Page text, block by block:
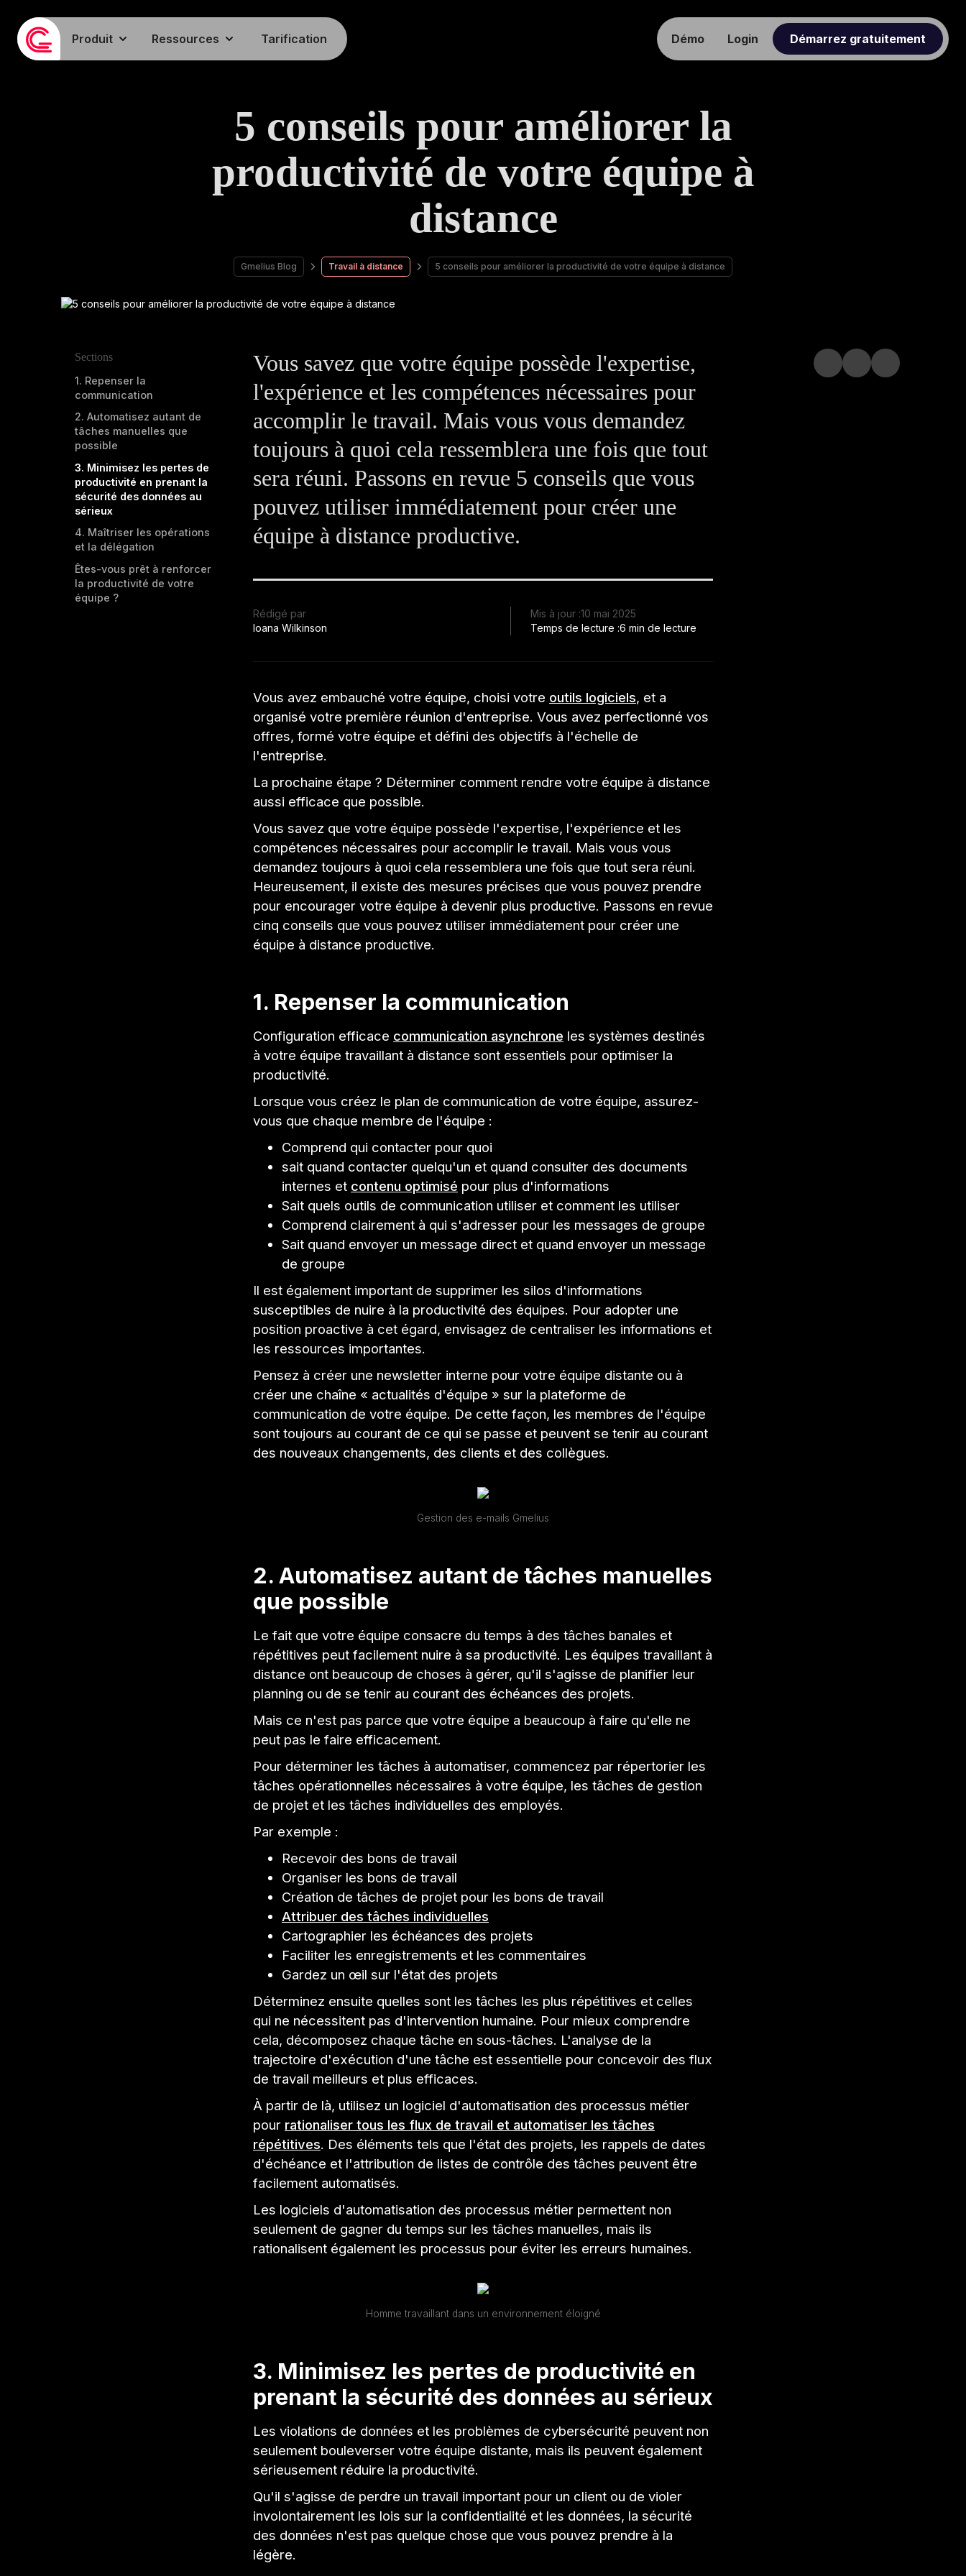
Produit Ressources Tarification Démo Login Démarrez gratuitement
5 conseils pour améliorer la
productivité de votre équipe à
distance
Gmelius Blog Travail à distance 5 conseils pour améliorer la productivité de votre équipe à distance
Sections
1. Repenser la
communication
2. Automatisez autant de
tâches manuelles que
possible
3. Minimisez les pertes de
productivité en prenant la
sécurité des données au
sérieux
4. Maîtriser les opérations
et la délégation
Êtes-vous prêt à renforcer
la productivité de votre
équipe ?
Vous savez que votre équipe possède l'expertise,
l'expérience et les compétences nécessaires pour
accomplir le travail. Mais vous vous demandez
toujours à quoi cela ressemblera une fois que tout
sera réuni. Passons en revue 5 conseils que vous
pouvez utiliser immédiatement pour créer une
équipe à distance productive.
Rédigé par
Ioana Wilkinson
Mis à jour :10 mai 2025
Temps de lecture :6 min de lecture
Vous avez embauché votre équipe, choisi votre outils logiciels, et a
organisé votre première réunion d'entreprise. Vous avez perfectionné vos
offres, formé votre équipe et défini des objectifs à l'échelle de
l'entreprise.
La prochaine étape ? Déterminer comment rendre votre équipe à distance
aussi efficace que possible.
Vous savez que votre équipe possède l'expertise, l'expérience et les
compétences nécessaires pour accomplir le travail. Mais vous vous
demandez toujours à quoi cela ressemblera une fois que tout sera réuni.
Heureusement, il existe des mesures précises que vous pouvez prendre
pour encourager votre équipe à devenir plus productive. Passons en revue
cinq conseils que vous pouvez utiliser immédiatement pour créer une
équipe à distance productive.
1. Repenser la communication
Configuration efficace communication asynchrone les systèmes destinés
à votre équipe travaillant à distance sont essentiels pour optimiser la
productivité.
Lorsque vous créez le plan de communication de votre équipe, assurez-
vous que chaque membre de l'équipe :
Comprend qui contacter pour quoi
sait quand contacter quelqu'un et quand consulter des documents
internes et contenu optimisé pour plus d'informations
Sait quels outils de communication utiliser et comment les utiliser
Comprend clairement à qui s'adresser pour les messages de groupe
Sait quand envoyer un message direct et quand envoyer un message
de groupe
Il est également important de supprimer les silos d'informations
susceptibles de nuire à la productivité des équipes. Pour adopter une
position proactive à cet égard, envisagez de centraliser les informations et
les ressources importantes.
Pensez à créer une newsletter interne pour votre équipe distante ou à
créer une chaîne « actualités d'équipe » sur la plateforme de
communication de votre équipe. De cette façon, les membres de l'équipe
sont toujours au courant de ce qui se passe et peuvent se tenir au courant
des nouveaux changements, des clients et des collègues.
Gestion des e-mails Gmelius
2. Automatisez autant de tâches manuelles
que possible
Le fait que votre équipe consacre du temps à des tâches banales et
répétitives peut facilement nuire à sa productivité. Les équipes travaillant à
distance ont beaucoup de choses à gérer, qu'il s'agisse de planifier leur
planning ou de se tenir au courant des échéances des projets.
Mais ce n'est pas parce que votre équipe a beaucoup à faire qu'elle ne
peut pas le faire efficacement.
Pour déterminer les tâches à automatiser, commencez par répertorier les
tâches opérationnelles nécessaires à votre équipe, les tâches de gestion
de projet et les tâches individuelles des employés.
Par exemple :
Recevoir des bons de travail
Organiser les bons de travail
Création de tâches de projet pour les bons de travail
Attribuer des tâches individuelles
Cartographier les échéances des projets
Faciliter les enregistrements et les commentaires
Gardez un œil sur l'état des projets
Déterminez ensuite quelles sont les tâches les plus répétitives et celles
qui ne nécessitent pas d'intervention humaine. Pour mieux comprendre
cela, décomposez chaque tâche en sous-tâches. L'analyse de la
trajectoire d'exécution d'une tâche est essentielle pour concevoir des flux
de travail meilleurs et plus efficaces.
À partir de là, utilisez un logiciel d'automatisation des processus métier
pour rationaliser tous les flux de travail et automatiser les tâches
répétitives. Des éléments tels que l'état des projets, les rappels de dates
d'échéance et l'attribution de listes de contrôle des tâches peuvent être
facilement automatisés.
Les logiciels d'automatisation des processus métier permettent non
seulement de gagner du temps sur les tâches manuelles, mais ils
rationalisent également les processus pour éviter les erreurs humaines.
Homme travaillant dans un environnement éloigné
3. Minimisez les pertes de productivité en
prenant la sécurité des données au sérieux
Les violations de données et les problèmes de cybersécurité peuvent non
seulement bouleverser votre équipe distante, mais ils peuvent également
sérieusement réduire la productivité.
Qu'il s'agisse de perdre un travail important pour un client ou de violer
involontairement les lois sur la confidentialité et les données, la sécurité
des données n'est pas quelque chose que vous pouvez prendre à la
légère.